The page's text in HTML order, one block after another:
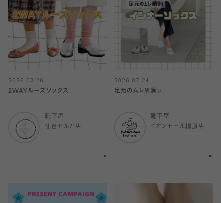
2026.07.26
2WAYルーズソックス
靴下屋
仙台セルバ店
2026.07.24
足元のムレ解消♫
靴下屋
イオンモール橿原店